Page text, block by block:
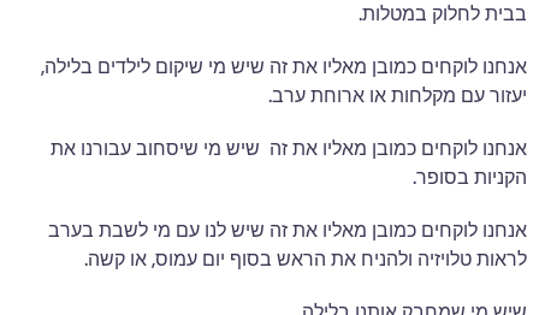
בבית לחלוק במטלות.
אנחנו לוקחים כמובן מאליו את זה שיש מי שיקום לילדים בלילה,
יעזור עם מקלחות או ארוחת ערב.
אנחנו לוקחים כמובן מאליו את זה שיש מי שיסחוב עבורנו את
הקניות בסופר.
אנחנו לוקחים כמובן מאליו את זה שיש לנו עם מי לשבת בערב
לראות טלויזיה ולהניח את הראש בסוף יום עמוס, או קשה.